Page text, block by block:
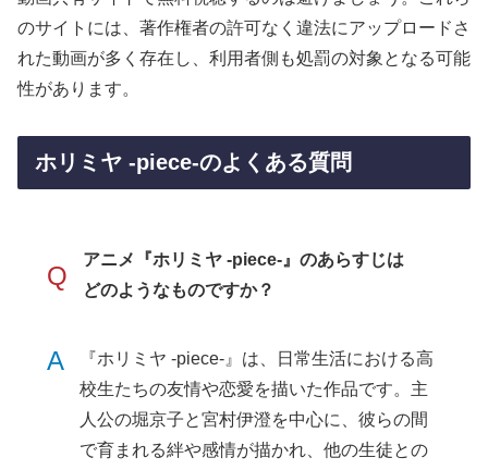
のサイトには、著作権者の許可なく違法にアップロードさ
れた動画が多く存在し、利用者側も処罰の対象となる可能
性があります。
ホリミヤ -piece-のよくある質問
Q
アニメ『ホリミヤ -piece-』のあらすじは
どのようなものですか？
A
『ホリミヤ -piece-』は、日常生活における高
校生たちの友情や恋愛を描いた作品です。主
人公の堀京子と宮村伊澄を中心に、彼らの間
で育まれる絆や感情が描かれ、他の生徒との